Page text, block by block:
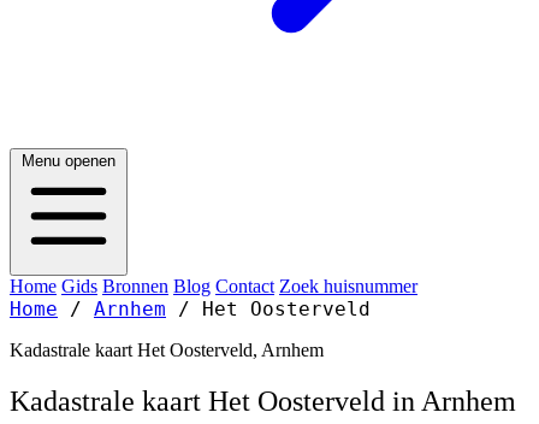
Menu openen
Home Gids Bronnen Blog Contact Zoek huisnummer
Home / Arnhem / Het Oosterveld
Kadastrale kaart Het Oosterveld, Arnhem
Kadastrale kaart Het Oosterveld in Arnhem